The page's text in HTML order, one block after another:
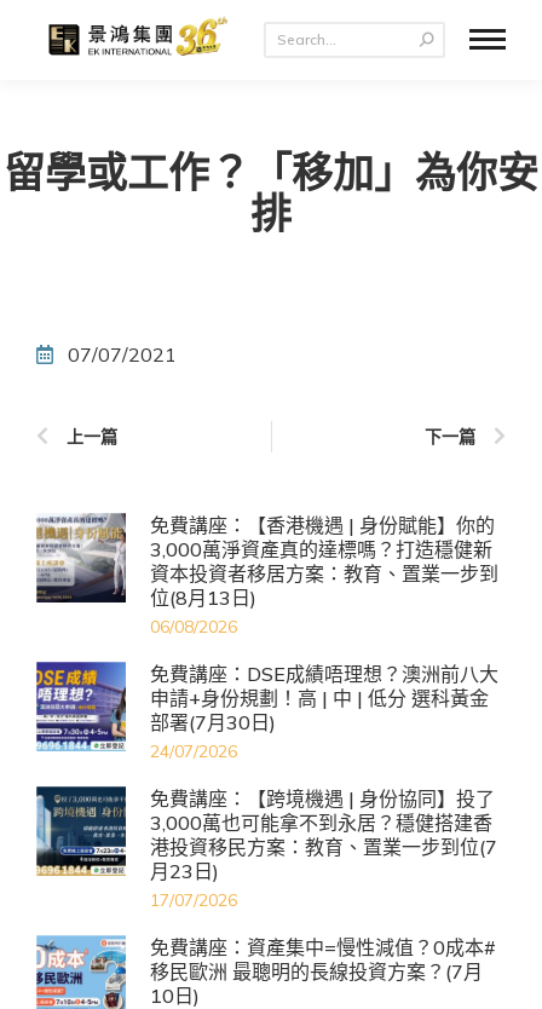
留學或工作？「移加」為你安
排
07/07/2021
上一篇 下一篇
免費講座：【香港機遇 | 身份賦能】你的
3,000萬淨資產真的達標嗎？打造穩健新
資本投資者移居方案：教育、置業一步到
位(8月13日)
06/08/2026
免費講座：DSE成績唔理想？澳洲前八大
申請+身份規劃！高 | 中 | 低分 選科黃金
部署(7月30日)
24/07/2026
免費講座：【跨境機遇 | 身份協同】投了
3,000萬也可能拿不到永居？穩健搭建香
港投資移民方案：教育、置業一步到位(7
月23日)
17/07/2026
免費講座：資產集中=慢性減值？0成本#
移民歐洲 最聰明的長線投資方案？(7月
10日)